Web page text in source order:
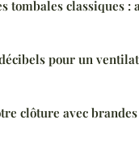
tombales classiques
pour un
clôture avec